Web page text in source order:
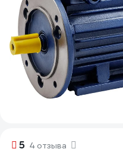
5 4 отзыва